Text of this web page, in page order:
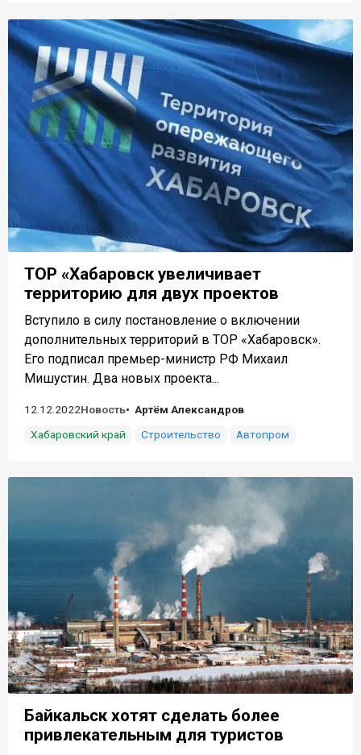
ТОР «Хабаровск увеличивает
территорию для двух проектов
Вступило в силу постановление о включении
дополнительных территорий в ТОР «Хабаровск».
Его подписал премьер-министр РФ Михаил
Мишустин. Два новых проекта...
12.12.2022Новость
Артём Александров
Хабаровский край
Строительство Автопром
Байкальск хотят сделать более
привлекательным для туристов